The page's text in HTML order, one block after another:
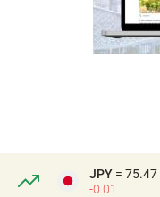
JPY = 75.47
-0.01